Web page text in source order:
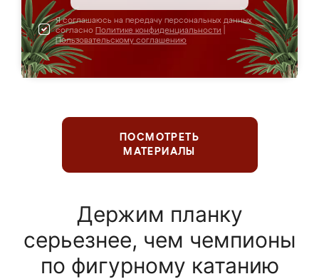
Я соглашаюсь на передачу персональных данных
согласно Политике конфиденциальности
Пользовательскому соглашению
ПОСМОТРЕТЬ
МАТЕРИАЛЫ
Держим планку
серьезнее, чем чемпионы
по фигурному катанию